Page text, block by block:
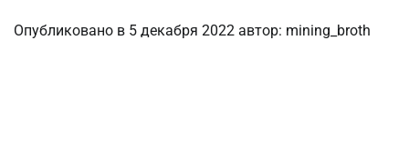
Опубликовано в 5 декабря 2022 автор: mining_broth